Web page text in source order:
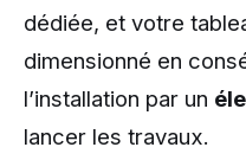
dédiée, et votre
dimensionné en
l’installation par un
lancer les travaux.